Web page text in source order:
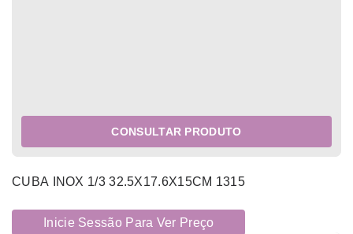
CONSULTAR PRODUTO
CUBA INOX 1/3 32.5X17.6X15CM 1315
Inicie Sessão Para Ver Preço